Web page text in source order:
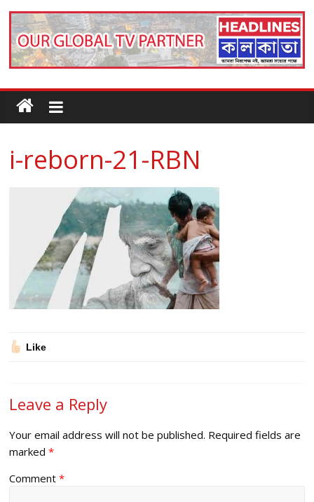
i-reborn-21-RBN
Like
Leave a Reply
Your email address will not be published. Required fields are
marked*
Comment*